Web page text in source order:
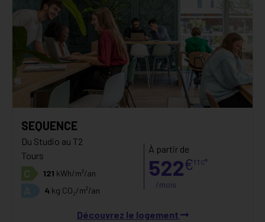
SEQUENCE
Du Studio au T2
Tours
C 121 kWh/m²/an
4 kg CO₂/m²/an
À partir de
522€ttc*
/mois
Découvrez le logement